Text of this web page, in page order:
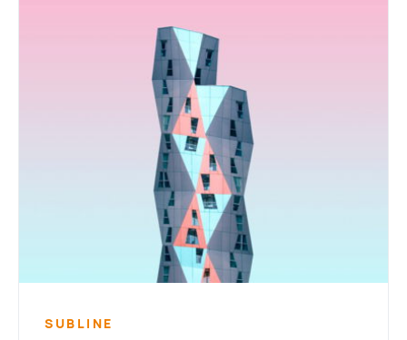
SUBLINE